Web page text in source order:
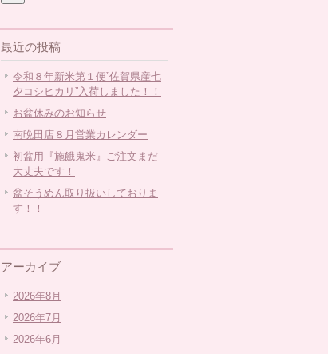
最近の投稿
令和８年新米第１便”佐賀県産七
夕コシヒカリ”入荷しました！！
お盆休みのお知らせ
南晩田店８月営業カレンダー
初盆用『施餓鬼米』ご注文まだ
大丈夫です！
盆そうめん取り扱いしておりま
す！！
アーカイブ
2026年8月
2026年7月
2026年6月